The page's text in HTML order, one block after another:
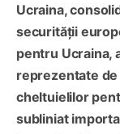
Ucraina,
securității
pentru Ucraina,
reprezentate
cheltuielilor
subliniat